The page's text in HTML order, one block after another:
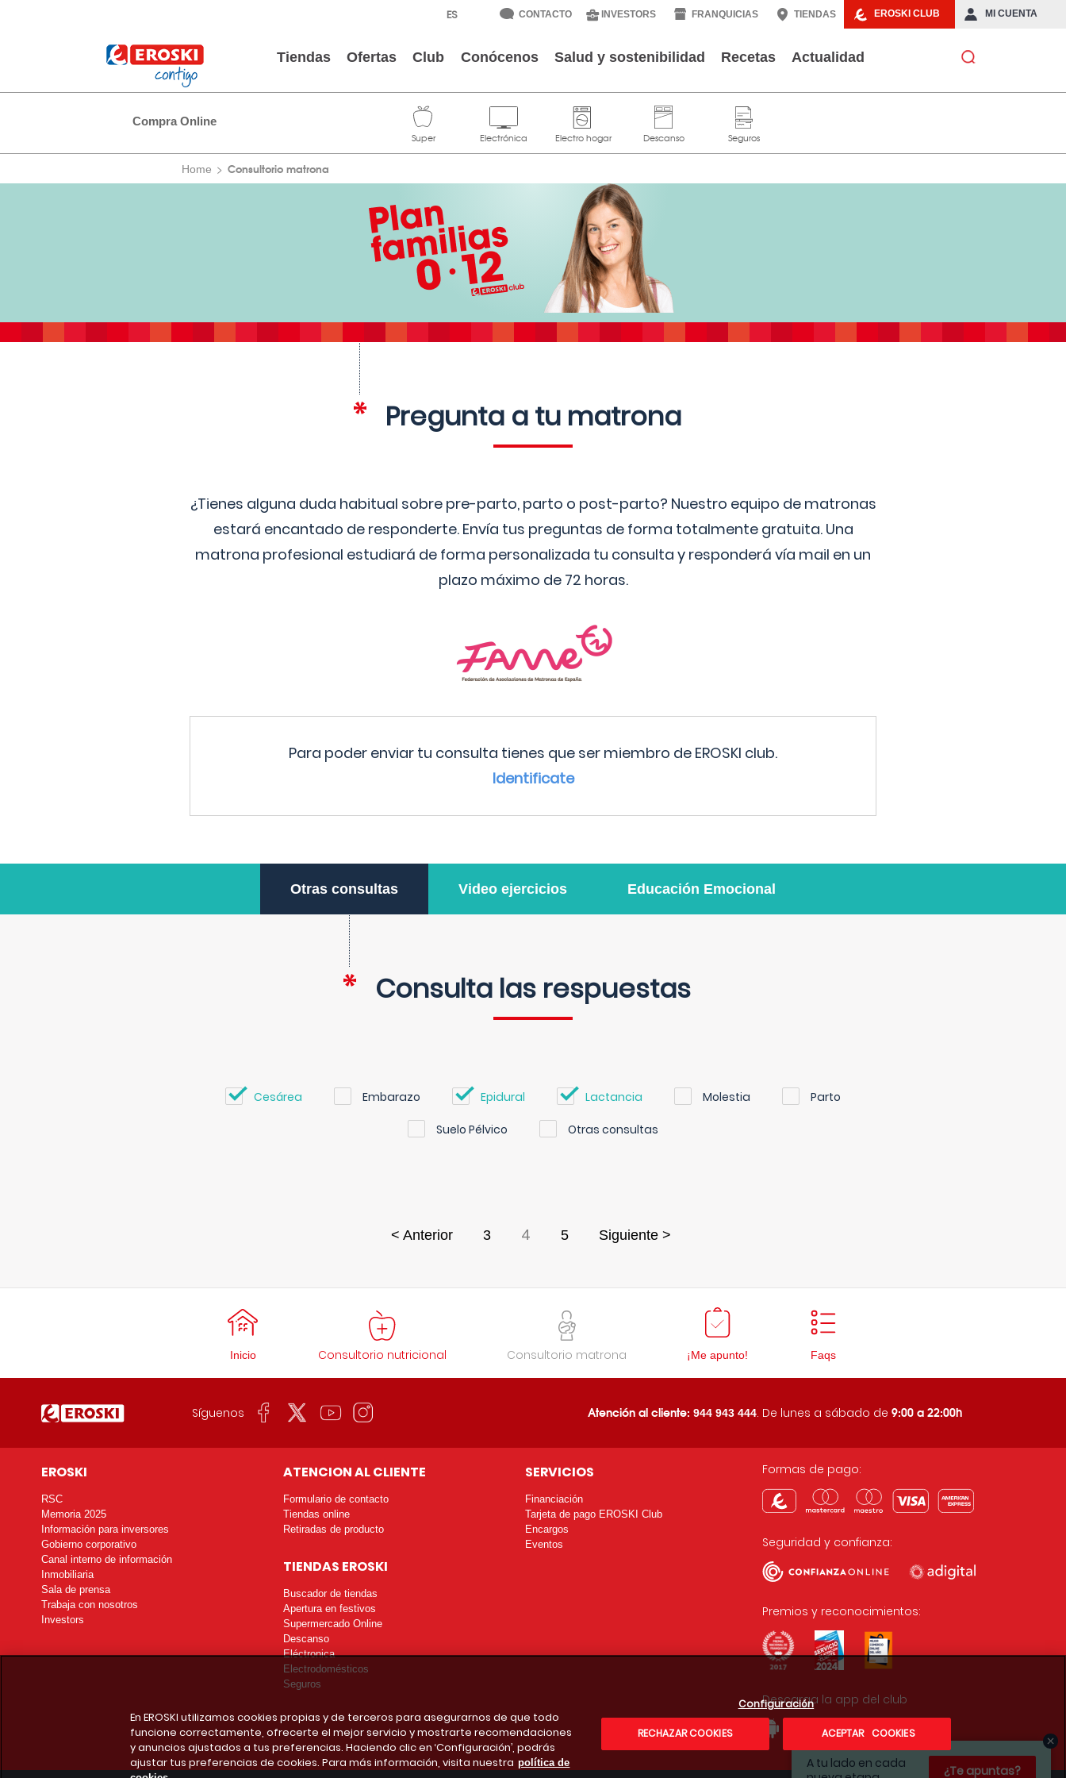
EROSKI CLUB MI CUENTA
CONTACTO INVESTORS FRANQUICIAS TIENDAS
Tiendas Ofertas Club Conócenos Salud y sostenibilidad Recetas Actualidad
Compra Online
Home Consultorio matrona
Pregunta a tu matrona
¿Tienes alguna duda habitual sobre pre-parto, parto o post-parto? Nuestro equipo de matronas
estará encantado de responderte. Envía tus preguntas de forma totalmente gratuita. Una
matrona profesional estudiará de forma personalizada tu consulta y responderá vía mail en un
plazo máximo de 72 horas.
Para poder enviar tu consulta tienes que ser miembro de EROSKI club.
Identificate
Otras consultas Video ejercicios Educación Emocional
Consulta las respuestas
Cesárea Embarazo Epidural Lactancia Molestia Parto
Suelo Pélvico Otras consultas
< Anterior 3 4 5 Siguiente >
A tu lado en cada
¿Te apuntas?
Inicio Consultorio nutricional Consultorio matrona ¡Me apunto! Faqs
Síguenos Atención al cliente: 944 943 444. De lunes a sábado de 9:00 a 22:00h
EROSKI
RSC
Memoria 2025
Información para inversores
Gobierno corporativo
Canal interno de información
Inmobiliaria
Sala de prensa
Trabaja con nosotros
Investors
ATENCION AL CLIENTE
Formulario de contacto
Tiendas online
Retiradas de producto
TIENDAS EROSKI
Buscador de tiendas
Apertura en festivos
Supermercado Online
Descanso
Eléctronica
Electrodomésticos
Seguros
SERVICIOS
Financiación
Tarjeta de pago EROSKI Club
Encargos
Eventos
Formas de pago:
Seguridad y confianza:
Premios y reconocimientos:
Descarga la app del club
En EROSKI utilizamos cookies propias y de terceros para asegurarnos de que todo
funcione correctamente, ofrecerte el mejor servicio y mostrarte recomendaciones
y anuncios ajustados a tus preferencias. Haciendo clic en ‘Configuración’, podrás
ajustar tus preferencias de cookies. Para más información, visita nuestra política de
Configuración
RECHAZAR COOKIES ACEPTAR COOKIES